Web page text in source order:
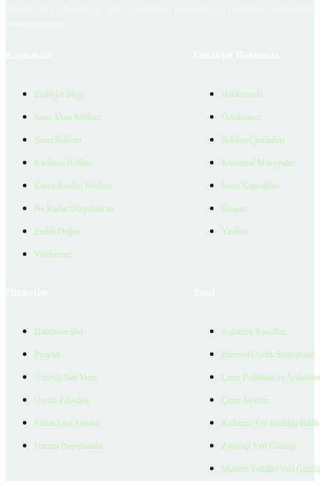
Emlakjet Blog
Satın Alma Rehberi
Satıcı Rehberi
Kiralama Rehberi
Konut Kredisi Rehberi
Ne Kadar Ödeyebilirim
Emlak Değeri
Verilerimiz
Hakkımızda
Ödüllerimiz
Reklam Çözümleri
Kurumsal Materyaller
İnsan Kaynakları
İletişim
Yardım
Danışman Bul
Projeler
Ücretsiz İlan Verin
Üyelik Paketleri
EmlakZeka Asistan
Uzman Danışmanlar
Kullanım Koşulları
Bireysel Üyelik Sözleşmesi
Çerez Politikası ve
Çerez Ayarları
Kullanıcı Veri Gizliliği
Ziyaretçi Veri Gizliliği
Müşteri Yetkilisi Veri